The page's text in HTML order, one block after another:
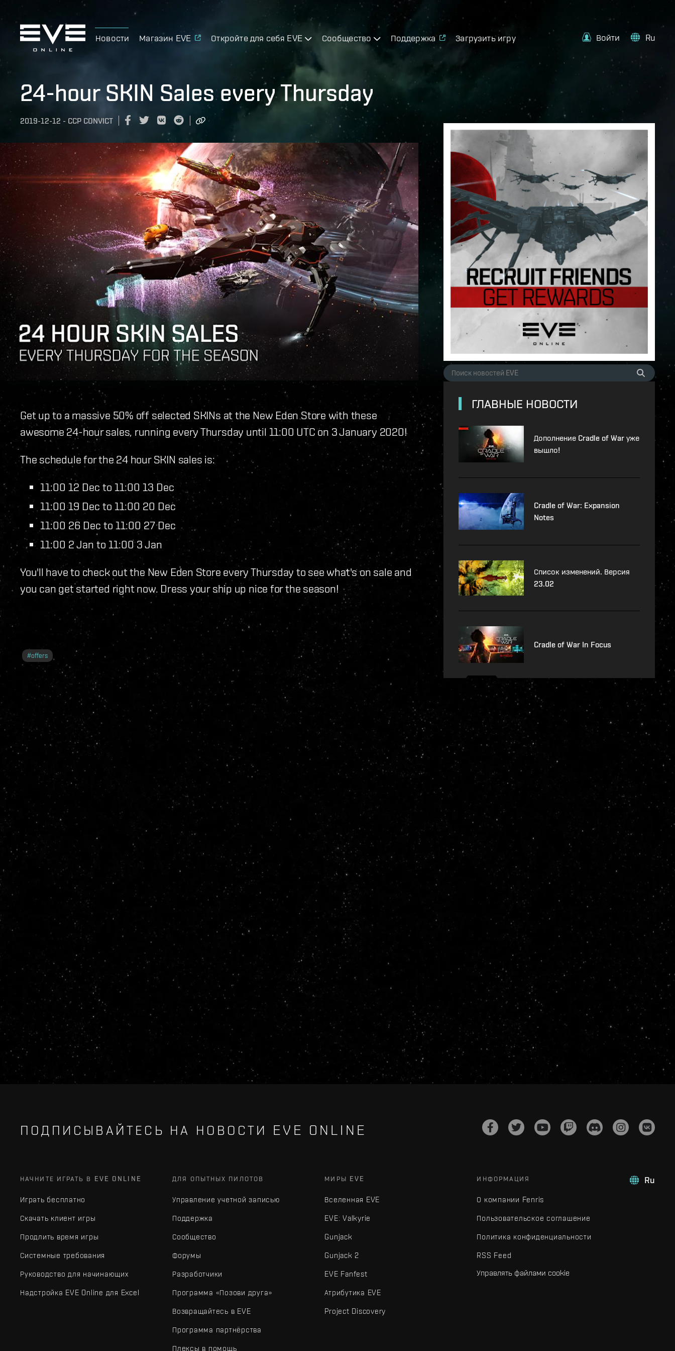
Новости Магазин EVE Откройте для себя EVE Сообщество Поддержка Загрузить игру Войти Ru
24-hour SKIN Sales every Thursday
2019-12-12 - CCP CONVICT
Get up to a massive 50% off selected SKINs at the New Eden Store with these
awesome 24-hour sales, running every Thursday until 11:00 UTC on 3 January 2020!
The schedule for the 24 hour SKIN sales is:
11:00 12 Dec to 11:00 13 Dec
11:00 19 Dec to 11:00 20 Dec
11:00 26 Dec to 11:00 27 Dec
11:00 2 Jan to 11:00 3 Jan
You'll have to check out the New Eden Store every Thursday to see what's on sale and
you can get started right now. Dress your ship up nice for the season!
#offers
ГЛАВНЫЕ НОВОСТИ
Дополнение Cradle of War уже
вышло!
Cradle of War: Expansion
Notes
Список изменений. Версия
23.02
Cradle of War In Focus
ПОДПИСЫВАЙТЕСЬ НА НОВОСТИ EVE ONLINE
Ru
НАЧНИТЕ ИГРАТЬ В EVE ONLINE
Играть бесплатно
Скачать клиент игры
Продлить время игры
Системные требования
Руководство для начинающих
Надстройка EVE Online для Excel
ДЛЯ ОПЫТНЫХ ПИЛОТОВ
Управление учетной записью
Поддержка
Сообщество
Форумы
Разработчики
Программа «Позови друга»
Возвращайтесь в EVE
Программа партнёрства
Плексы в помощь
МИРЫ EVE
Вселенная EVE
EVE: Valkyrie
Gunjack
Gunjack 2
EVE Fanfest
Атрибутика EVE
Project Discovery
ИНФОРМАЦИЯ
О компании Fenris
Пользовательское соглашение
Политика конфиденциальности
RSS Feed
Управлять файлами cookie